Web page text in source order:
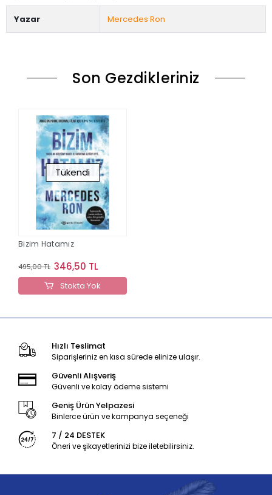
Yazar Mercedes Ron
Son Gezdikleriniz
Tükendi
Bizim Hatamız
495,00 TL 346,50 TL
Stokta Yok
Hızlı Teslimat
Siparişleriniz en kısa sürede elinize ulaşır.
Güvenli Alışveriş
Güvenli ve kolay ödeme sistemi
Geniş Ürün Yelpazesi
Binlerce ürün ve kampanya seçeneği
7 / 24 DESTEK
Öneri ve şikayetlerinizi bize iletebilirsiniz.